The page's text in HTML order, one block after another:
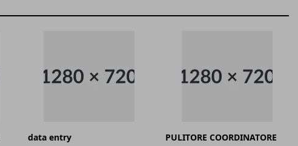
data entry PULITORE COORDINATORE